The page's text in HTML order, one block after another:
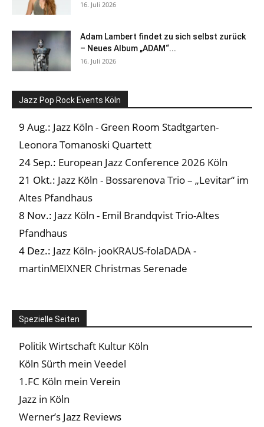
16. Juli 2026
Adam Lambert findet zu sich selbst zurück
– Neues Album „ADAM“...
16. Juli 2026
Jazz Pop Rock Events Köln
9 Aug.: Jazz Köln - Green Room Stadtgarten-
Leonora Tomanoski Quartett
24 Sep.: European Jazz Conference 2026 Köln
21 Okt.: Jazz Köln - Bossarenova Trio – „Levitar“ im
Altes Pfandhaus
8 Nov.: Jazz Köln - Emil Brandqvist Trio-Altes
Pfandhaus
4 Dez.: Jazz Köln- jooKRAUS-folaDADA -
martinMEIXNER Christmas Serenade
Spezielle Seiten
Politik Wirtschaft Kultur Köln
Köln Sürth mein Veedel
1.FC Köln mein Verein
Jazz in Köln
Werner’s Jazz Reviews